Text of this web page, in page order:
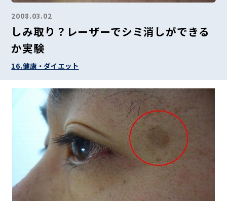
2008.03.02
しみ取り？レーザーでシミ消しができる
か実験
16.健康・ダイエット